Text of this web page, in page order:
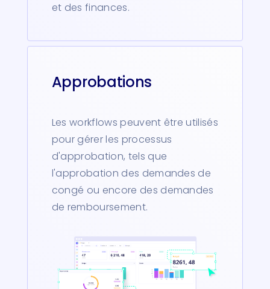
et des finances.
Approbations
Les workflows peuvent être utilisés
pour gérer les processus
d'approbation, tels que
l'approbation des demandes de
congé ou encore des demandes
de remboursement.